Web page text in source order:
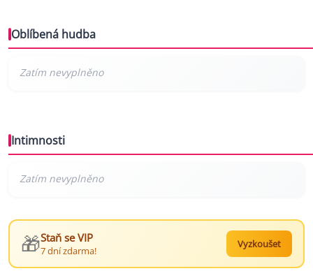
Oblíbená hudba
Intimnosti
🎁Staň se VIP
7 dní zdarma!
Vyzkoušet